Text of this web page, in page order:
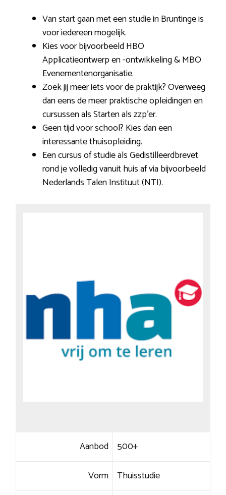
Van start gaan met een studie in Bruntinge is
voor iedereen mogelijk.
Kies voor bijvoorbeeld HBO
Applicatieontwerp en -ontwikkeling & MBO
Evenementenorganisatie.
Zoek jij meer iets voor de praktijk? Overweeg
dan eens de meer praktische opleidingen en
cursussen als Starten als zzp’er.
Geen tijd voor school? Kies dan een
interessante thuisopleiding.
Een cursus of studie als Gedistilleerdbrevet
rond je volledig vanuit huis af via bijvoorbeeld
Nederlands Talen Instituut (NTI).
Aanbod 500+
Vorm Thuisstudie